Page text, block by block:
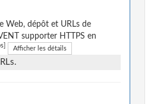
Web, dépôt et URLs de
supporter HTTPS en
Afficher les détails